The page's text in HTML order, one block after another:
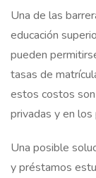
Una de las
educación
pueden
tasas de
estos costos
privadas y en
Una posible
y préstamos